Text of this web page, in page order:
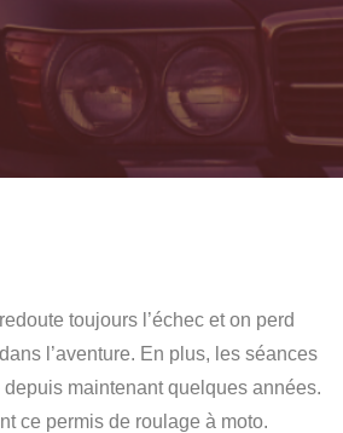
toujours l’échec et on perd
l’aventure. En plus, les séances
maintenant quelques années.
ce permis de roulage à moto.